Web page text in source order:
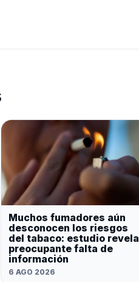
Muchos fumadores aún
desconocen los riesgos
del tabaco: estudio revela
preocupante falta de
información
6 AGO 2026